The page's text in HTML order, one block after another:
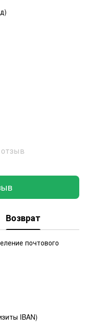
Возврат
почтового
IBAN)